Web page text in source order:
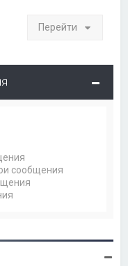
Перейти
сообщения